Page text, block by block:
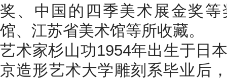
奖、中国的四季美术展金奖
馆、江苏省美术馆等所收藏。
艺术家杉山功1954年出生于日
京造形艺术大学雕刻系毕业后